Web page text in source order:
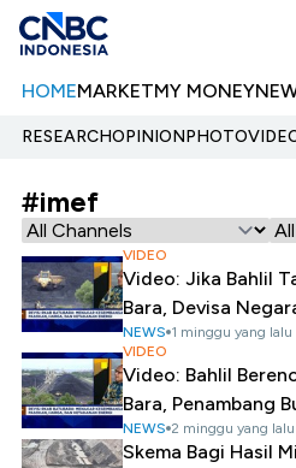
HOMEMARKETMY MONEY
RESEARCHOPINIONPHOTO
#imef
VIDEO
Video: Jika Bahlil
Bara, Devisa
NEWS 1 minggu yang lalu
VIDEO
Video: Bahlil
Bara, Penambang
NEWS 2 minggu yang lalu
Skema Bagi Hasil